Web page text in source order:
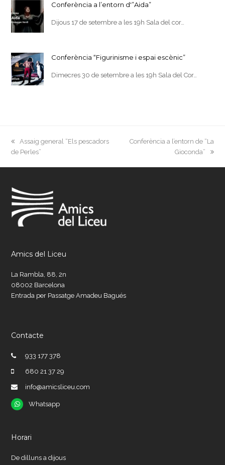
Conferència a l’entorn d'”Aida”
Dijous 17 de setembre a les 19h Sala del cor…
Conferència “Figurinisme i espai escènic”
Dimecres 30 de setembre a les 19h Sala del Cor…
previous
post:
Assaig general “Els pescadors
de Perles”
next
Conferència a l’entorn de “La
Gioconda”
Amics del Liceu
La Rambla, 88, 2n
08002 Barcelona
Entrada per Passatge Amadeu Bagués
Contacte
933 177 378
680 21 37 29
info@amicsliceu.com
Whatsapp
Whatsapp
Horari
De dilluns a dijous